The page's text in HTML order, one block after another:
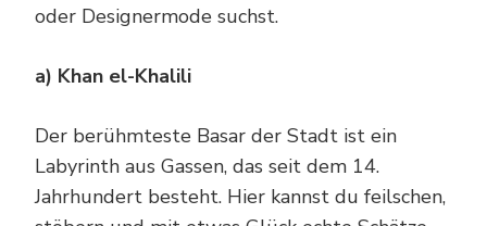
oder Designermode suchst.
a) Khan el-Khalili
Der berühmteste Basar der Stadt ist ein
Labyrinth aus Gassen, das seit dem 14.
Jahrhundert besteht. Hier kannst du feilschen,